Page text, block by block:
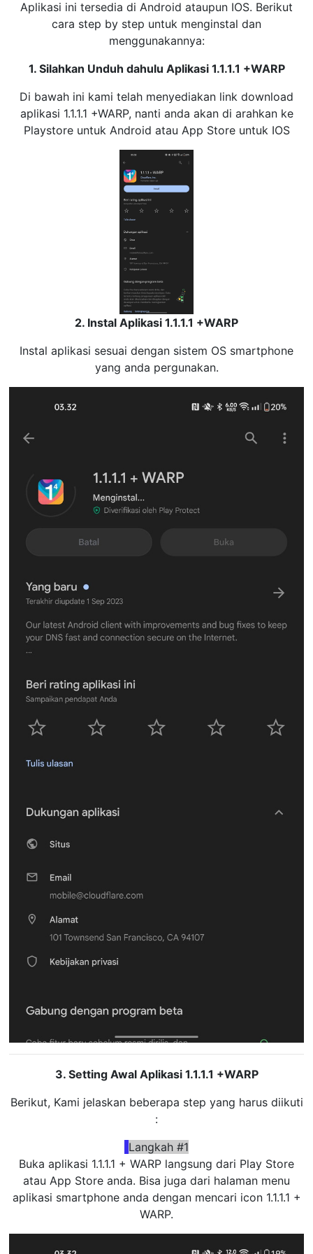
Aplikasi ini tersedia di Android ataupun IOS. Berikut
cara step by step untuk menginstal dan
menggunakannya:
1. Silahkan Unduh dahulu Aplikasi 1.1.1.1 +WARP
Di bawah ini kami telah menyediakan link download
aplikasi 1.1.1.1 +WARP, nanti anda akan di arahkan ke
Playstore untuk Android atau App Store untuk IOS
2. Instal Aplikasi 1.1.1.1 +WARP
Instal aplikasi sesuai dengan sistem OS smartphone
yang anda pergunakan.
3. Setting Awal Aplikasi 1.1.1.1 +WARP
Berikut, Kami jelaskan beberapa step yang harus diikuti
:
Langkah #1
Buka aplikasi 1.1.1.1 + WARP langsung dari Play Store
atau App Store anda. Bisa juga dari halaman menu
aplikasi smartphone anda dengan mencari icon 1.1.1.1 +
WARP.